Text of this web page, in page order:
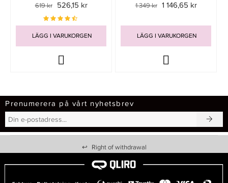
619 kr 526,15 kr
LÄGG I VARUKORGEN
1 349 kr 1 146,65 kr
LÄGG I VARUKORGEN
Prenumerera på vårt nyhetsbrev
↩ Right of withdrawal